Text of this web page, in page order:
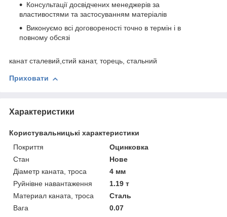
Консультації досвідчених менеджерів за
властивостями та застосуванням матеріалів
Виконуємо всі договореності точно в термін і в
повному обсязі
канат сталевий,стий канат, торець, стальний
Приховати
Характеристики
Користувальницькі характеристики
Покриття
Оцинковка
Стан
Нове
Діаметр каната, троса
4 мм
Руйнівне навантаження
1.19 т
Материал каната, троса
Сталь
Вага
0.07